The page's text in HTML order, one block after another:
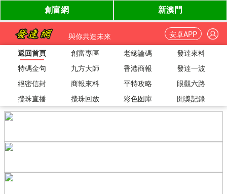
與你共造未來
安卓APP
返回首頁
創富專區 老總論碼
發達來料
特碼金句
九方大師 香港商報
發達一波
絕密信封
商報來料 平特攻略
眼觀六路
攪珠直播
攪珠回放 彩色图庫 開獎記錄